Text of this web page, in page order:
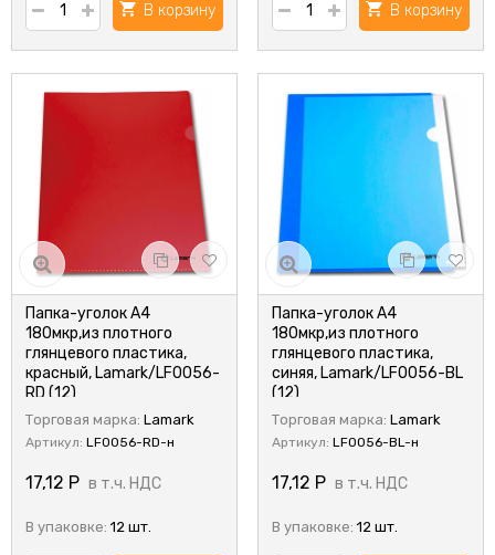
В корзину В корзину
Папка-уголок А4
180мкр,из плотного
глянцевого пластика,
красный, Lamark/LF0056-
RD (12)
Торговая марка: Lamark
Артикул: LF0056-RD-н
17,12 Р в т.ч. НДС
В упаковке: 12 шт.
Папка-уголок А4
180мкр,из плотного
глянцевого пластика,
синяя, Lamark/LF0056-BL
(12)
Торговая марка: Lamark
Артикул: LF0056-BL-н
17,12 Р в т.ч. НДС
В упаковке: 12 шт.